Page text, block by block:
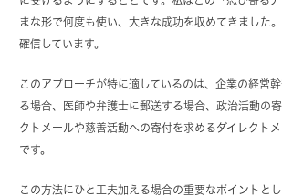
まな形で何度も使い、大きな成功を収めてきました
確信しています。
このアプローチが特に適しているのは、企業の経営
る場合、医師や弁護士に郵送する場合、政治活動の
クトメールや慈善活動への寄付を求めるダイレクト
です。
この方法にひと工夫加える場合の重要なポイントと